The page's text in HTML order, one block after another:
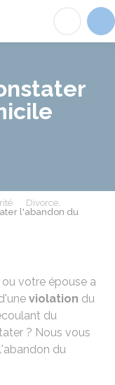
Divorce,
l'abandon du
votre épouse a
violation du
du
? Nous vous
du